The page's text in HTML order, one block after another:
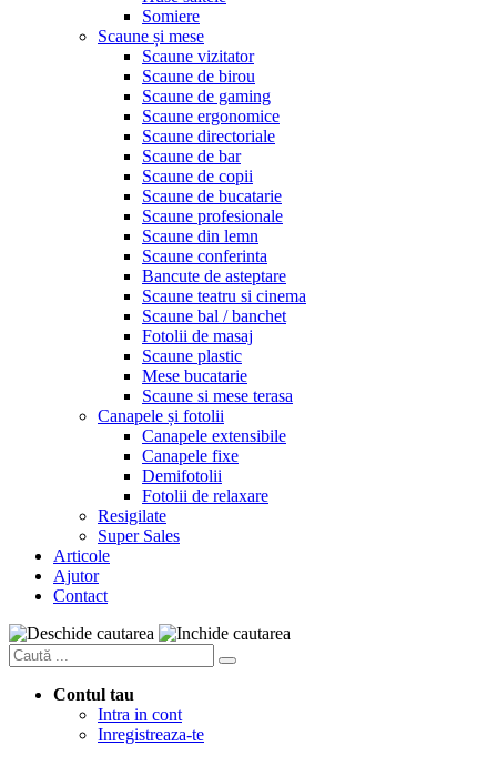
Somiere
Scaune și mese
Scaune vizitator
Scaune de birou
Scaune de gaming
Scaune ergonomice
Scaune directoriale
Scaune de bar
Scaune de copii
Scaune de bucatarie
Scaune profesionale
Scaune din lemn
Scaune conferinta
Bancute de asteptare
Scaune teatru si cinema
Scaune bal / banchet
Fotolii de masaj
Scaune plastic
Mese bucatarie
Scaune si mese terasa
Canapele și fotolii
Canapele extensibile
Canapele fixe
Demifotolii
Fotolii de relaxare
Resigilate
Super Sales
Articole
Ajutor
Contact
Contul tau
Intra in cont
Inregistreaza-te